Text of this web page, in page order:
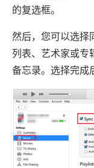
的复选框。
然后，您可以选择
列表、艺术家或专
备忘录。选择完成